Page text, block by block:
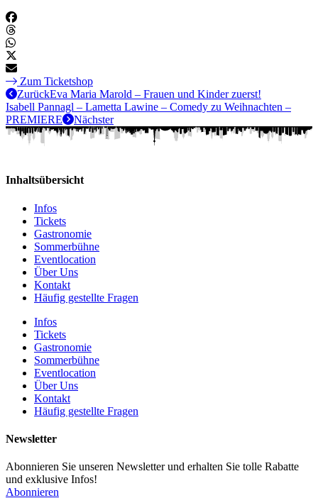
Zum Ticketshop
ZurückEva Maria Marold – Frauen und Kinder zuerst!
Isabell Pannagl – Lametta Lawine – Comedy zu Weihnachten –
PREMIERE
Nächster
Inhaltsübersicht
Infos
Tickets
Gastronomie
Sommerbühne
Eventlocation
Über Uns
Kontakt
Häufig gestellte Fragen
Infos
Tickets
Gastronomie
Sommerbühne
Eventlocation
Über Uns
Kontakt
Häufig gestellte Fragen
Newsletter
Abonnieren Sie unseren Newsletter und erhalten Sie tolle Rabatte
und exklusive Infos!
Abonnieren